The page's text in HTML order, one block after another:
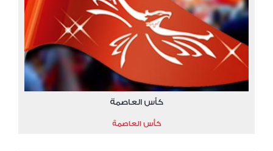
كأس العاصمة
كأس العاصمة